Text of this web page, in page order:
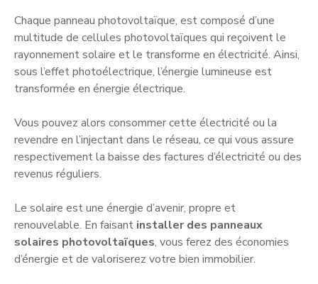
Chaque panneau photovoltaïque, est composé d’une
multitude de cellules photovoltaïques qui reçoivent le
rayonnement solaire et le transforme en électricité. Ainsi,
sous l’effet photoélectrique, l’énergie lumineuse est
transformée en énergie électrique.
Vous pouvez alors consommer cette électricité ou la
revendre en l’injectant dans le réseau, ce qui vous assure
respectivement la baisse des factures d’électricité ou des
revenus réguliers.
Le solaire est une énergie d’avenir, propre et
renouvelable. En faisant installer des panneaux
solaires photovoltaïques, vous ferez des économies
d’énergie et de valoriserez votre bien immobilier.